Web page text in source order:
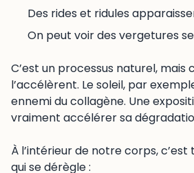
Des rides et ridules
On peut voir des vergetures
C’est un processus naturel,
l’accélèrent. Le soleil, par
ennemi du collagène. Une
vraiment accélérer sa
À l’intérieur de notre corps,
qui se dérègle :